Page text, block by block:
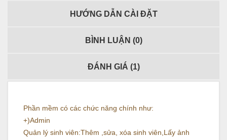
HƯỚNG DẪN CÀI ĐẶT
BÌNH LUẬN (0)
ĐÁNH GIÁ (1)
Phần mềm có các chức năng chính như:
+)Admin
Quản lý sinh viên:Thêm ,sửa, xóa sinh viên,Lấy ảnh